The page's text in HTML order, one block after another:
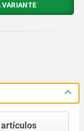
VARIANTE